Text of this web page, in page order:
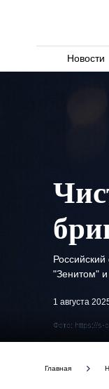
Новости
Фото: https://s-
"Зенитом"
1 августа
Главная